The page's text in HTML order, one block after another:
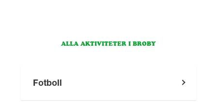
ALLA AKTIVITETER I BROBY
Fotboll